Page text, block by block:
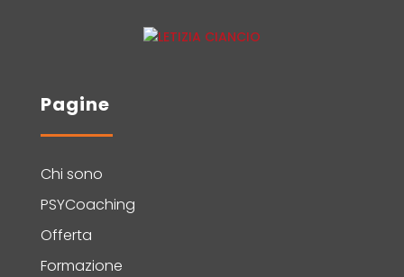
Pagine
Chi sono
PSYCoaching
Offerta
Formazione